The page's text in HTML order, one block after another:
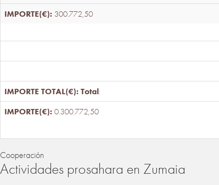
300.772,50
Total:
0.300.772,50
Cooperación
Actividades prosahara en Zumaia